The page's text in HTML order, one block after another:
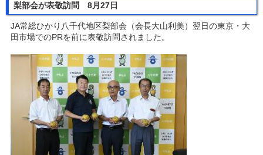
梨部会が表敬訪問 8月27日
JA常総ひかり八千代地区梨部会（会長大山利美）翌日の東京・大
田市場でのPRを前に表敬訪問されました。